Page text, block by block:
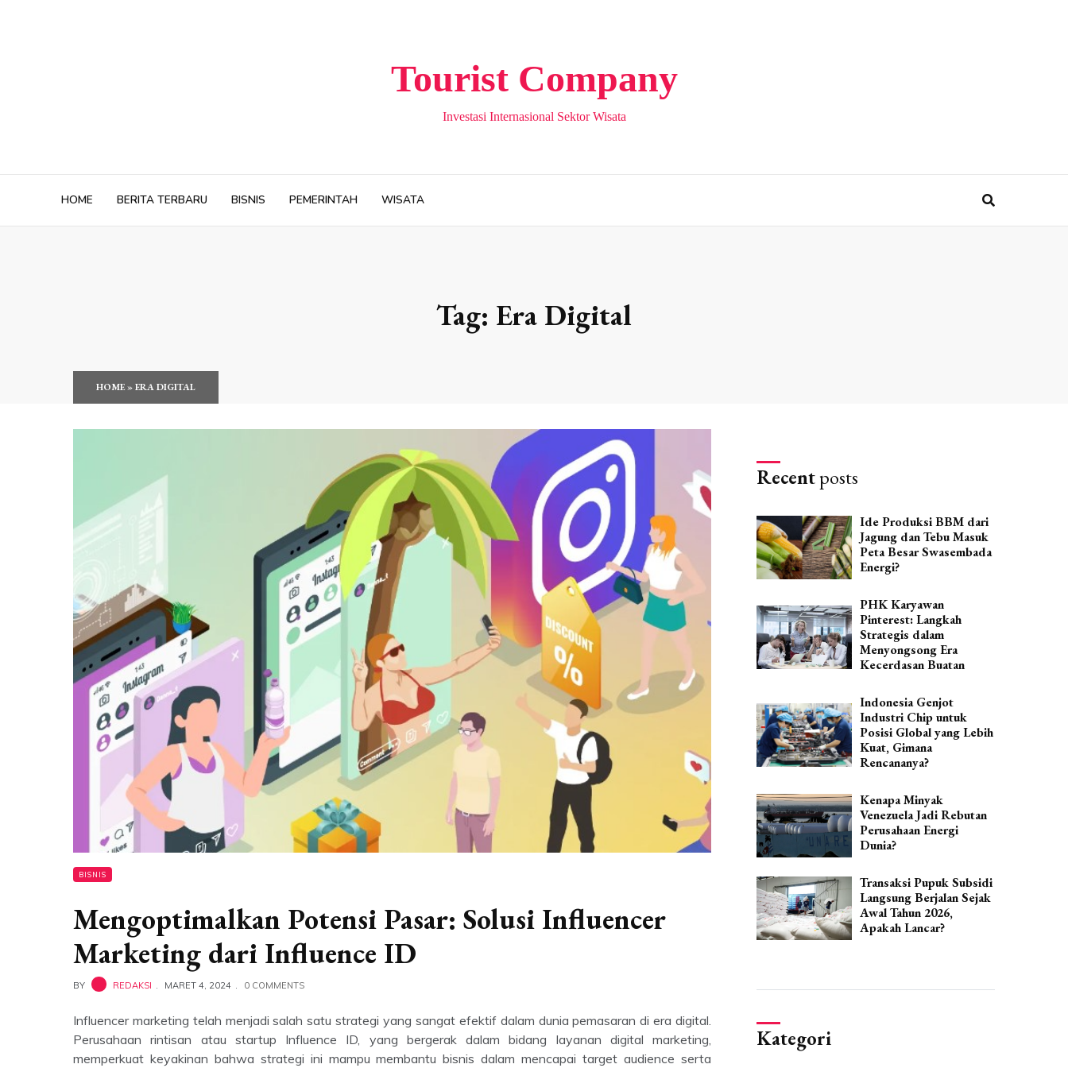
Tourist Company
Investasi Internasional Sektor Wisata
HOME BERITA TERBARU BISNIS PEMERINTAH WISATA
Tag: Era Digital
HOME»ERA DIGITAL
BISNIS
Mengoptimalkan Potensi Pasar: Solusi Influencer
Marketing dari Influence ID
BY REDAKSI MARET 4, 2024 0 COMMENTS
Influencer marketing telah menjadi salah satu strategi yang sangat efektif dalam dunia pemasaran di era digital.
Perusahaan rintisan atau startup Influence ID, yang bergerak dalam bidang layanan digital marketing,
memperkuat keyakinan bahwa strategi ini mampu membantu bisnis dalam mencapai target audience serta
Recentposts
Ide Produksi BBM dari
Jagung dan Tebu Masuk
Peta Besar Swasembada
Energi?
PHK Karyawan
Pinterest: Langkah
Strategis dalam
Menyongsong Era
Kecerdasan Buatan
Indonesia Genjot
Industri Chip untuk
Posisi Global yang Lebih
Kuat, Gimana
Rencananya?
Kenapa Minyak
Venezuela Jadi Rebutan
Perusahaan Energi
Dunia?
Transaksi Pupuk Subsidi
Langsung Berjalan Sejak
Awal Tahun 2026,
Apakah Lancar?
Kategori